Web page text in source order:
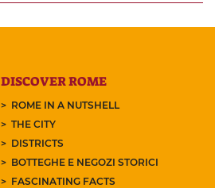
DISCOVER ROME
ROME IN A NUTSHELL
THE CITY
DISTRICTS
BOTTEGHE E NEGOZI STORICI
FASCINATING FACTS